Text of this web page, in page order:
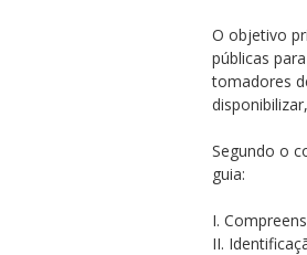
O objetivo
públicas
tomadores
Segundo o
guia:
I.
II.